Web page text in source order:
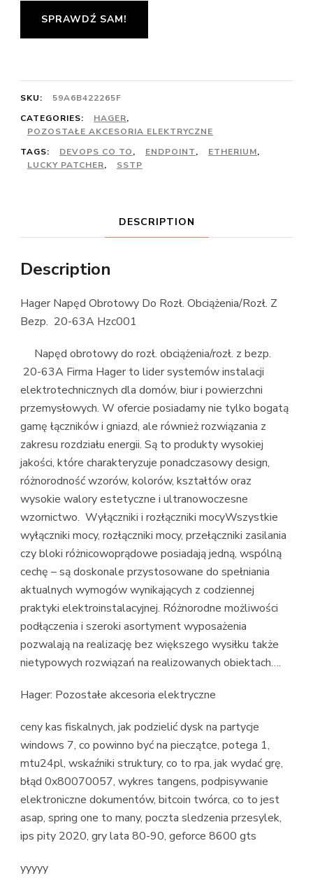
SPRAWDŹ SAM!
SKU:
59A6B422265F
CATEGORIES:
HAGER,
POZOSTAŁE AKCESORIA ELEKTRYCZNE
TAGS:
DEVOPS CO TO, ENDPOINT, ETHERIUM,
LUCKY PATCHER, SSTP
DESCRIPTION
Description
Hager Napęd Obrotowy Do Rozł. Obciążenia/Rozł. Z
Bezp. 20-63A Hzc001
Napęd obrotowy do rozł. obciążenia/rozł. z bezp.
20-63A Firma Hager to lider systemów instalacji
elektrotechnicznych dla domów, biur i powierzchni
przemysłowych. W ofercie posiadamy nie tylko bogatą
gamę łączników i gniazd, ale również rozwiązania z
zakresu rozdziału energii. Są to produkty wysokiej
jakości, które charakteryzuje ponadczasowy design,
różnorodność wzorów, kolorów, kształtów oraz
wysokie walory estetyczne i ultranowoczesne
wzornictwo. Wyłączniki i rozłączniki mocyWszystkie
wyłączniki mocy, rozłączniki mocy, przełączniki zasilania
czy bloki różnicowoprądowe posiadają jedną, wspólną
cechę – są doskonale przystosowane do spełniania
aktualnych wymogów wynikających z codziennej
praktyki elektroinstalacyjnej. Różnorodne możliwości
podłączenia i szeroki asortyment wyposażenia
pozwalają na realizację bez większego wysiłku także
nietypowych rozwiązań na realizowanych obiektach….
Hager: Pozostałe akcesoria elektryczne
ceny kas fiskalnych, jak podzielić dysk na partycje
windows 7, co powinno być na pieczątce, potega 1,
mtu24pl, wskaźniki struktury, co to rpa, jak wydać grę,
błąd 0x80070057, wykres tangens, podpisywanie
elektroniczne dokumentów, bitcoin twórca, co to jest
asap, spring one to many, poczta sledzenia przesylek,
ips pity 2020, gry lata 80-90, geforce 8600 gts
yyyyy